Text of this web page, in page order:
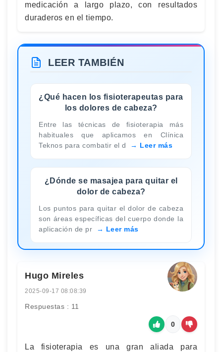
medicación a largo plazo, con resultados
duraderos en el tiempo.
LEER TAMBIÉN
¿Qué hacen los fisioterapeutas para
los dolores de cabeza?
Entre las técnicas de fisioterapia más
habituales que aplicamos en Clínica
Teknos para combatir el d
Leer más
¿Dónde se masajea para quitar el
dolor de cabeza?
Los puntos para quitar el dolor de cabeza
son áreas específicas del cuerpo donde la
aplicación de pr
Leer más
Hugo Mireles
2025-09-17 08:08:39
Respuestas : 11
0
La fisioterapia es una gran aliada para